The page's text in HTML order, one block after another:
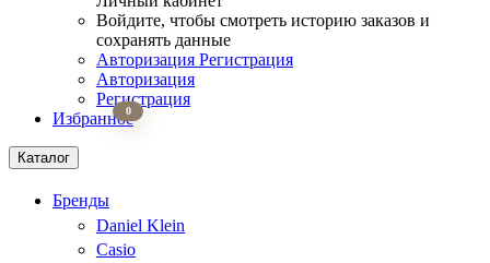
Войдите, чтобы смотреть историю заказов и
сохранять данные
Авторизация Регистрация
Авторизация
Регистрация
Избранное
0
Каталог
Бренды
Daniel Klein
Casio